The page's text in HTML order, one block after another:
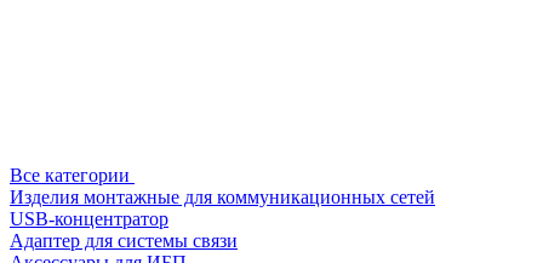
Все категории
Изделия монтажные для коммуникационных сетей
USB-концентратор
Адаптер для системы связи